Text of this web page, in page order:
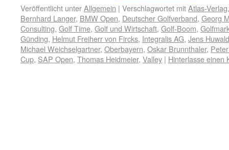
Veröffentlicht unterAllgemein | Verschlagwortet mitAtlas-Verlag
Bernhard Langer, BMW Open, Deutscher Golfverband, Georg
Consulting, Golf Time, Golf und Wirtschaft, Golf-Boom,
Günding, Helmut Freiherr von Fircks, Integralis AG, Jens Huwald
Michael Weichselgartner, Oberbayern, Oskar Brunnthaler,
Cup, SAP Open, Thomas Heidmeier, Valley | Hinterlasse einen